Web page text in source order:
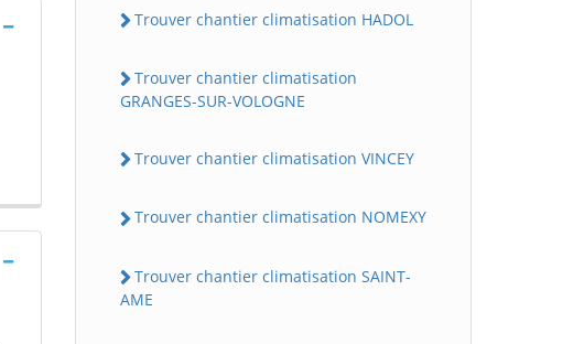
Trouver chantier climatisation HADOL
Trouver chantier climatisation
GRANGES-SUR-VOLOGNE
Trouver chantier climatisation VINCEY
Trouver chantier climatisation NOMEXY
Trouver chantier climatisation SAINT-
AME